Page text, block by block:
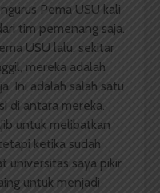
Pema USU kali
tim pemenang saja.
USU lalu, sekitar
mereka adalah
Ini adalah salah satu
di antara mereka.
untuk melibatkan
ketika sudah
universitas saya pikir
untuk menjadi